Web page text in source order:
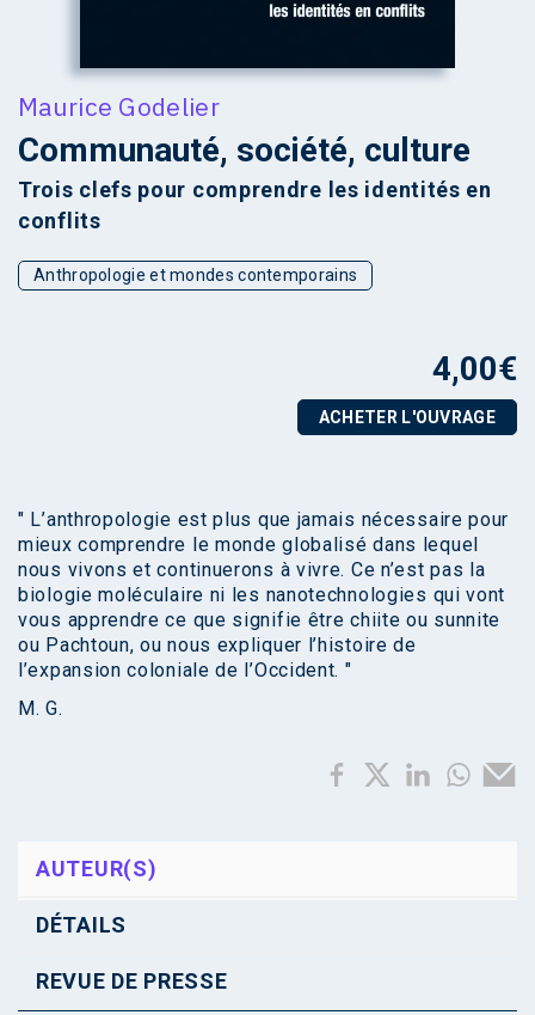
Maurice Godelier
Communauté, société, culture
Trois clefs pour comprendre les identités en
conflits
Anthropologie et mondes contemporains
4,00€
ACHETER L'OUVRAGE
" L’anthropologie est plus que jamais nécessaire pour
mieux comprendre le monde globalisé dans lequel
nous vivons et continuerons à vivre. Ce n’est pas la
biologie moléculaire ni les nanotechnologies qui vont
vous apprendre ce que signifie être chiite ou sunnite
ou Pachtoun, ou nous expliquer l’histoire de
l’expansion coloniale de l’Occident. "
M. G.
AUTEUR(S)
DÉTAILS
REVUE DE PRESSE